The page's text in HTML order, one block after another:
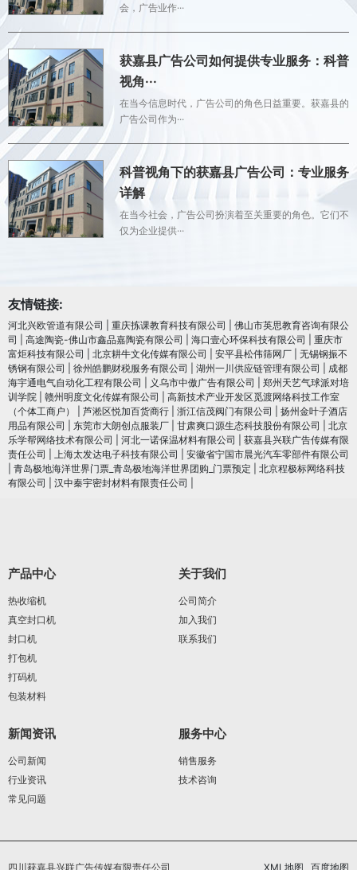
会，广告业作···
获嘉县广告公司如何提供专业服务：科普
视角···
在当今信息时代，广告公司的角色日益重要。获嘉县的
广告公司作为···
科普视角下的获嘉县广告公司：专业服务
详解
在当今社会，广告公司扮演着至关重要的角色。它们不
仅为企业提供···
友情链接:
河北兴欧管道有限公司 重庆拣课教育科技有限公司
佛山市英思教育咨询有限公
司
高途陶瓷-佛山市鑫品嘉陶瓷有限公司 海口壹心环保科技有限公司
重庆市
富炬科技有限公司
北京耕牛文化传媒有限公司 安平县松伟筛网厂
无锡钢振不
锈钢有限公司
徐州皓鹏财税服务有限公司 湖州一川供应链管理有限公司
成都
海宇通电气自动化工程有限公司
义乌市中傲广告有限公司
郑州天艺气球派对培
训学院
赣州明度文化传媒有限公司
高新技术产业开发区觅渡网络科技工作室
（个体工商户）
芦淞区悦加百货商行 浙江信茂阀门有限公司
扬州金叶子酒店
用品有限公司
东莞市大朗创点服装厂 甘肃爽口源生态科技股份有限公司
北京
乐学帮网络技术有限公司
河北一诺保温材料有限公司
获嘉县兴联广告传媒有限
责任公司
上海太发达电子科技有限公司
安徽省宁国市晨光汽车零部件有限公司
青岛极地海洋世界门票_青岛极地海洋世界团购_门票预定
北京程极标网络科技
有限公司
汉中秦宇密封材料有限责任公司
产品中心
热收缩机
真空封口机
封口机
打包机
打码机
包装材料
关于我们
公司简介
加入我们
联系我们
新闻资讯
公司新闻
行业资讯
常见问题
服务中心
销售服务
技术咨询
四川获嘉县兴联广告传媒有限责任公司 XML地图 百度地图